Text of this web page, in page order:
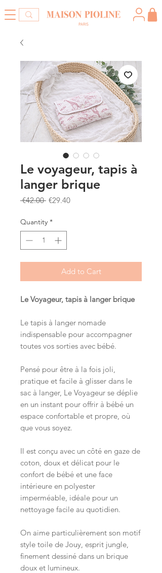
Le voyageur, tapis à
langer brique
€42.00 Regular
€29.40Sale
Quantity *
Add to Cart
Le Voyageur, tapis à langer brique
Le tapis à langer nomade
indispensable pour accompagner
toutes vos sorties avec bébé.
Pensé pour être à la fois joli,
pratique et facile à glisser dans le
sac à langer, Le Voyageur se déplie
en un instant pour offrir à bébé un
espace confortable et propre, où
que vous soyez.
Il est conçu avec un côté en gaze de
coton, doux et délicat pour le
confort de bébé et une face
intérieure en polyester
imperméable, idéale pour un
nettoyage facile au quotidien.
On aime particulièrement son motif
style toile de Jouy, esprit jungle,
finement dessiné dans un brique
doux et lumineux.